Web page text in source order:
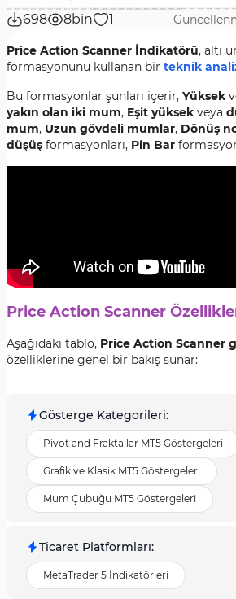
698 8bin 1
Price Action Scanner İndikatörü, altı
formasyonunu kullanan bir teknik
Bu formasyonlar şunları içerir, Yüksek
yakın olan iki mum, Eşit yüksek veya
mum, Uzun gövdeli mumlar, Dönüş
düşüş formasyonları, Pin Bar
Price Action Scanner
Aşağıdaki tablo, Price Action Scanner
özelliklerine genel bir bakış sunar:
Gösterge Kategorileri:
Pivot and Fraktallar MT5 Göstergeleri
Grafik ve Klasik MT5 Göstergeleri
Mum Çubuğu MT5 Göstergeleri
Ticaret Platformları:
MetaTrader 5 İndikatörleri